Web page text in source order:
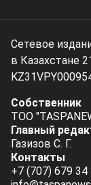
Сетевое
в Казахстане
Собственник
ТОО
Главный
Газизов С. Г.
Контакты
+7 (707) 679 34